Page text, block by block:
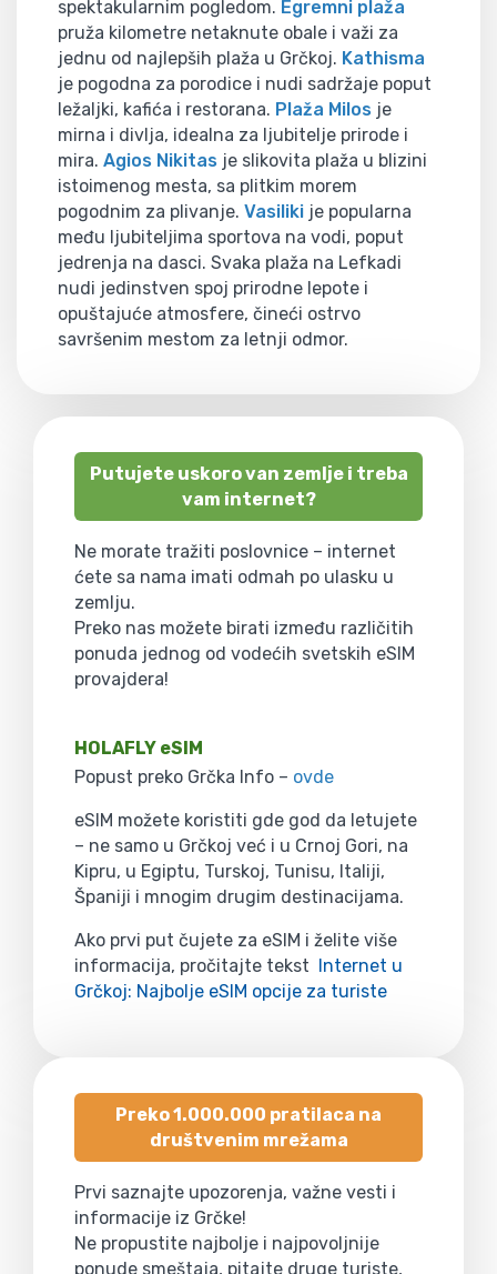
spektakularnim pogledom. Egremni plaža
pruža kilometre netaknute obale i važi za
jednu od najlepših plaža u Grčkoj. Kathisma
je pogodna za porodice i nudi sadržaje poput
ležaljki, kafića i restorana. Plaža Milos je
mirna i divlja, idealna za ljubitelje prirode i
mira. Agios Nikitas je slikovita plaža u blizini
istoimenog mesta, sa plitkim morem
pogodnim za plivanje. Vasiliki je popularna
među ljubiteljima sportova na vodi, poput
jedrenja na dasci. Svaka plaža na Lefkadi
nudi jedinstven spoj prirodne lepote i
opuštajuće atmosfere, čineći ostrvo
savršenim mestom za letnji odmor.
Putujete uskoro van zemlje i treba
vam internet?
Ne morate tražiti poslovnice – internet
ćete sa nama imati odmah po ulasku u
zemlju.
Preko nas možete birati između različitih
ponuda jednog od vodećih svetskih eSIM
provajdera!
HOLAFLY eSIM
Popust preko Grčka Info – ovde
eSIM možete koristiti gde god da letujete
– ne samo u Grčkoj već i u Crnoj Gori, na
Kipru, u Egiptu, Turskoj, Tunisu, Italiji,
Španiji i mnogim drugim destinacijama.
Ako prvi put čujete za eSIM i želite više
informacija, pročitajte tekst Internet u
Grčkoj: Najbolje eSIM opcije za turiste
Preko 1.000.000 pratilaca na
društvenim mrežama
Prvi saznajte upozorenja, važne vesti i
informacije iz Grčke!
Ne propustite najbolje i najpovoljnije
ponude smeštaja, pitajte druge turiste,